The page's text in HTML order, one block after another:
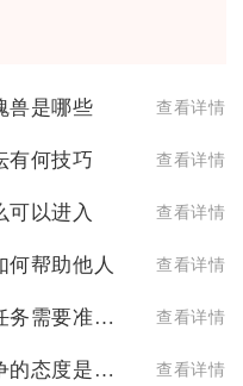
兽是哪些 查看详情
有何技巧 查看详情
可以进入 查看详情
何帮助他人 查看详情
放置江湖江湖神兵任务需要准备哪些物品 查看详情
攻城掠地几王对战争的态度是什么 查看详情